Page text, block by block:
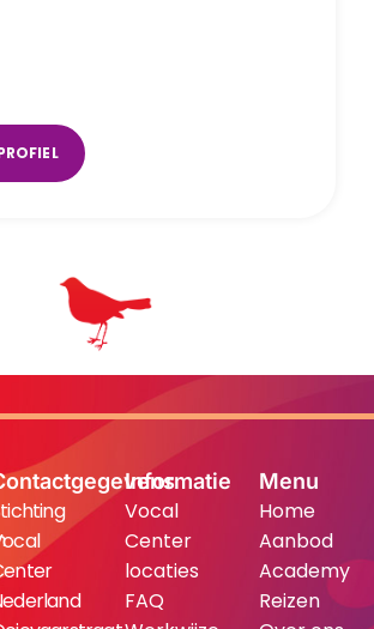
Informatie
Vocal
Center
locaties
FAQ
Menu
Home
Aanbod
Academy
Reizen